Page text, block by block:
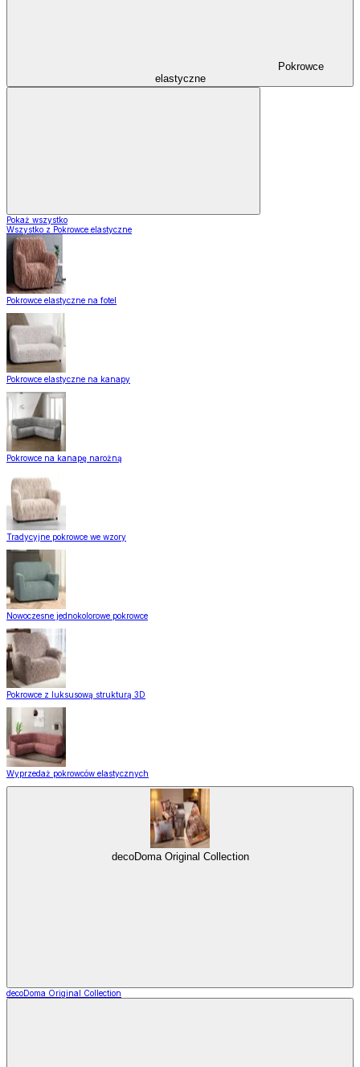
Pokrowce
elastyczne
Pokaż wszystko
Wszystko z Pokrowce elastyczne
Pokrowce elastyczne na fotel
Pokrowce elastyczne na kanapy
Pokrowce na kanapę narożną
Tradycyjne pokrowce we wzory
Nowoczesne jednokolorowe pokrowce
Pokrowce z luksusową strukturą 3D
Wyprzedaż pokrowców elastycznych
decoDoma Original Collection
decoDoma Original Collection